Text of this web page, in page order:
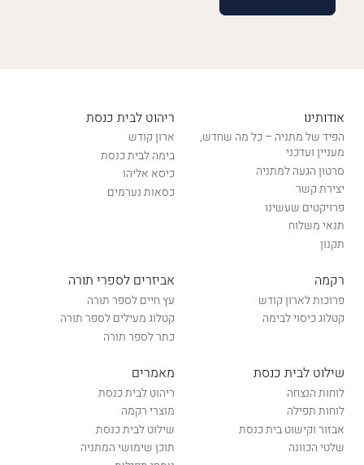
אודותינו
הפיד של מתניה – כל מה שחדש,
מעניין ועדכני
סרטון הגעה למתניה
יצירת קשר
פרויקטים שעשינו
תנאי משלוח
תקנון
ריהוט לבית כנסת
ארון קודש
בימה לבית כנסת
כיסא אליהו
כסאות נערמים
רקמה
פרוכות לארון קודש
קטלוג כיסוי לבימה
אביזרים לספרי תורה
עץ חיים לספר תורה
קטלוג מעילים לספר תורה
כתר לספר תורה
שילוט לבית כנסת
לוחות הנצחה
לוחות תפילה
אבזור וקישוט בית כנסת
שלטי הכוונה
מאמרים
ריהוט לבית כנסת
מוצרי רקמה
שילוט לבית כנסת
תוכן שימושי המתניה